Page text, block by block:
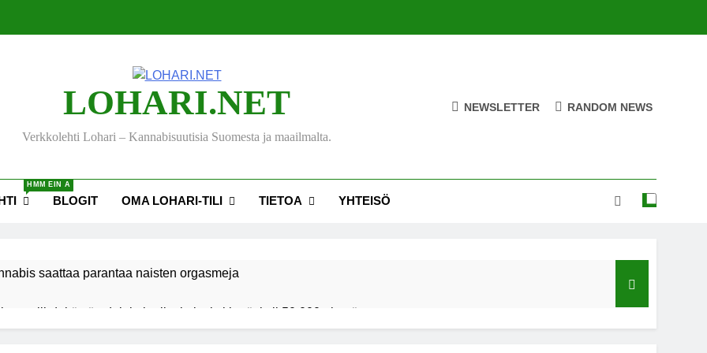
LOHARI.NET
Verkkolehti Lohari – Kannabisuutisia Suomesta ja maailmalta.
NEWSLETTER RANDOM NEWS
HMM EIN A
BLOGIT OMA LOHARI-TILI TIETOA YHTEISÖ
saattaa parantaa naisten orgasmeja
viihdekäytön dekriminalisoimiseksi keräsi yli 50 000 nimeä